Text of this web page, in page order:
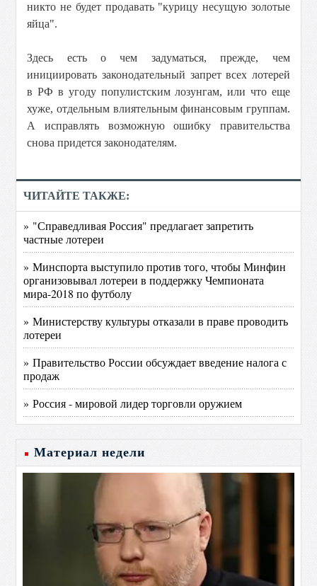
никто не будет продавать "курицу несущую золотые
яйца".
Здесь есть о чем задуматься, прежде, чем
инициировать законодательный запрет всех лотерей
в РФ в угоду популистским лозунгам, или что еще
хуже, отдельным влиятельным финансовым группам.
А исправлять возможную ошибку правительства
снова придется законодателям.
ЧИТАЙТЕ ТАКЖЕ:
» "Справедливая Россия" предлагает запретить
частные лотереи
» Минспорта выступило против того, чтобы Минфин
организовывал лотереи в поддержку Чемпионата
мира-2018 по футболу
» Министерству культуры отказали в праве проводить
лотереи
» Правительство России обсуждает введение налога с
продаж
» Россия - мировой лидер торговли оружием
Материал недели